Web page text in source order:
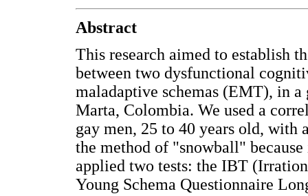
Abstract
This research aimed to establish
between two dysfunctional
maladaptive schemas (EMT), in
Marta, Colombia. We used a
gay men, 25 to 40 years old, with
the method of "snowball"
applied two tests: the IBT
Young Schema Questionnaire